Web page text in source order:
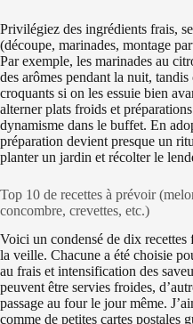
Privilégiez des ingrédients frais,
(découpe, marinades, montage
Par exemple, les marinades au
des arômes pendant la nuit, tandis
croquants si on les essuie bien
alterner plats froids et
dynamisme dans le buffet. En
préparation devient presque un
planter un jardin et récolter le
Top 10 de recettes à prévoir
concombre, crevettes, etc.)
Voici un condensé de dix recettes
la veille. Chacune a été choisie
au frais et intensification des
peuvent être servies froides,
passage au four le jour même.
comme de petites cartes postales